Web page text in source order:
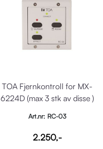
TOA Fjernkontroll for MX-
6224D (max 3 stk av disse )
Art.nr: RC-03
2.250,-